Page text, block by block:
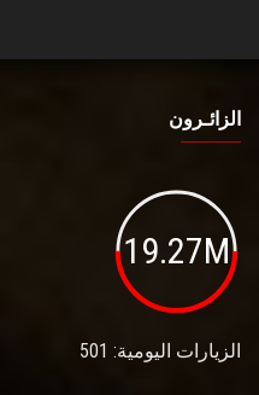
الزائـرون
19.27M
الزيارات اليومية: 501